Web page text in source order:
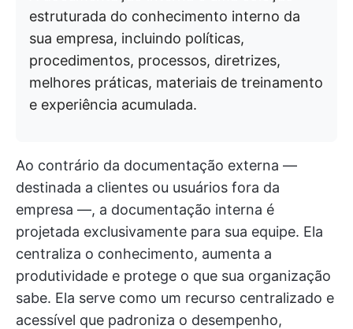
estruturada do conhecimento interno da
sua empresa, incluindo políticas,
procedimentos, processos, diretrizes,
melhores práticas, materiais de treinamento
e experiência acumulada.
Ao contrário da documentação externa —
destinada a clientes ou usuários fora da
empresa —, a documentação interna é
projetada exclusivamente para sua equipe. Ela
centraliza o conhecimento, aumenta a
produtividade e protege o que sua organização
sabe. Ela serve como um recurso centralizado e
acessível que padroniza o desempenho,